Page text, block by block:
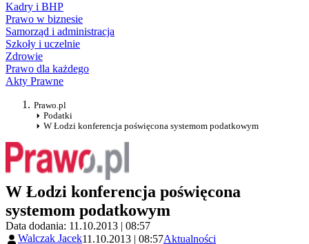
Kadry i BHP
Prawo w biznesie
Samorząd i administracja
Szkoły i uczelnie
Zdrowie
Prawo dla każdego
Akty Prawne
Prawo.pl
Podatki
W Łodzi konferencja poświęcona systemom podatkowym
W Łodzi konferencja poświęcona
systemom podatkowym
Data dodania: 11.10.2013 | 08:57
Walczak Jacek11.10.2013 | 08:57Aktualności